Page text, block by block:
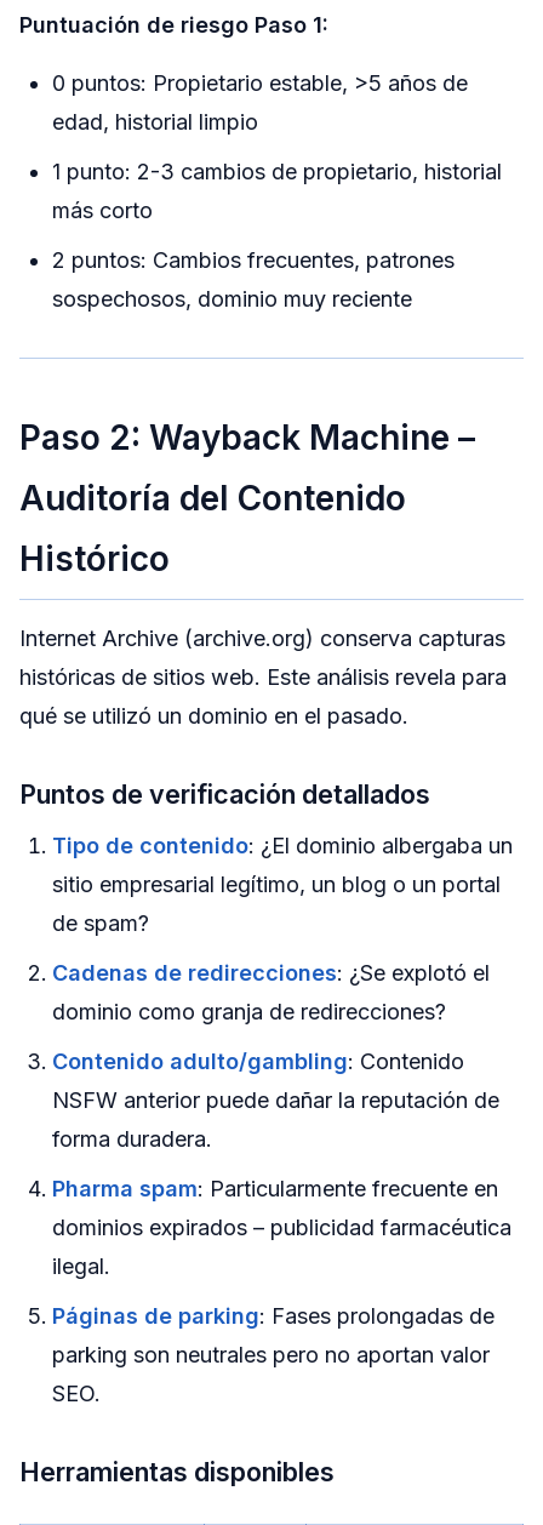
Puntuación de riesgo Paso 1:
0 puntos: Propietario estable, >5 años de
edad, historial limpio
1 punto: 2-3 cambios de propietario, historial
más corto
2 puntos: Cambios frecuentes, patrones
sospechosos, dominio muy reciente
Paso 2: Wayback Machine –
Auditoría del Contenido
Histórico
Internet Archive (archive.org) conserva capturas
históricas de sitios web. Este análisis revela para
qué se utilizó un dominio en el pasado.
Puntos de verificación detallados
Tipo de contenido: ¿El dominio albergaba un
sitio empresarial legítimo, un blog o un portal
de spam?
Cadenas de redirecciones: ¿Se explotó el
dominio como granja de redirecciones?
Contenido adulto/gambling: Contenido
NSFW anterior puede dañar la reputación de
forma duradera.
Pharma spam: Particularmente frecuente en
dominios expirados – publicidad farmacéutica
ilegal.
Páginas de parking: Fases prolongadas de
parking son neutrales pero no aportan valor
SEO.
Herramientas disponibles